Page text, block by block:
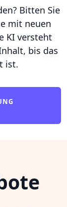
Bitten Sie
mit neuen
KI versteht
bis das
ist.